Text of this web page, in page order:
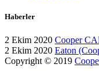
Haberler
2 Ekim 2020 Cooper
2 Ekim 2020 Eaton
Copyright © 2019